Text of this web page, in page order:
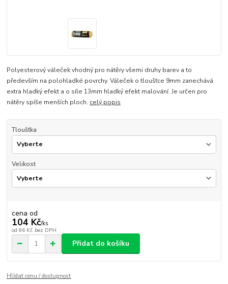
Polyesterový váleček vhodný pro nátěry všemi druhy barev a to
především na polohladké povrchy. Váleček o tloušťce 9mm zanechává
extra hladký efekt a o síle 13mm hladký efekt malování. Je určen pro
nátěry spíše menších ploch. celý popis
Tloušťka
Velikost
cena od
104 Kč/ks
od 86 Kč bez DPH
Přidat do košíku
Hlídat cenu / dostupnost